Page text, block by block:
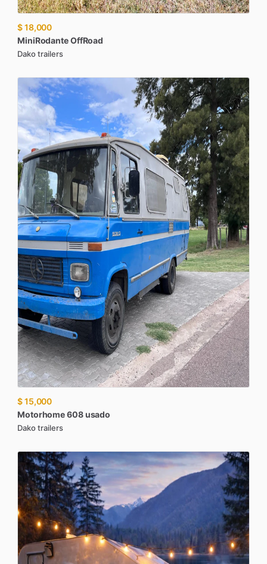
$ 18,000
MiniRodanteOffRoad
Dako trailers
$ 15,000
Motorhome608usado
Dako trailers